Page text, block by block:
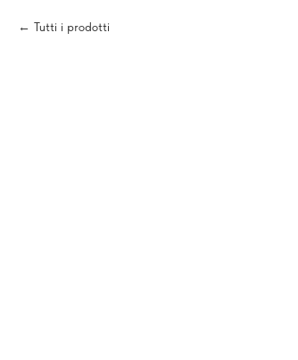
Tutti i prodotti